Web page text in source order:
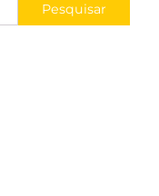
Pesquisar